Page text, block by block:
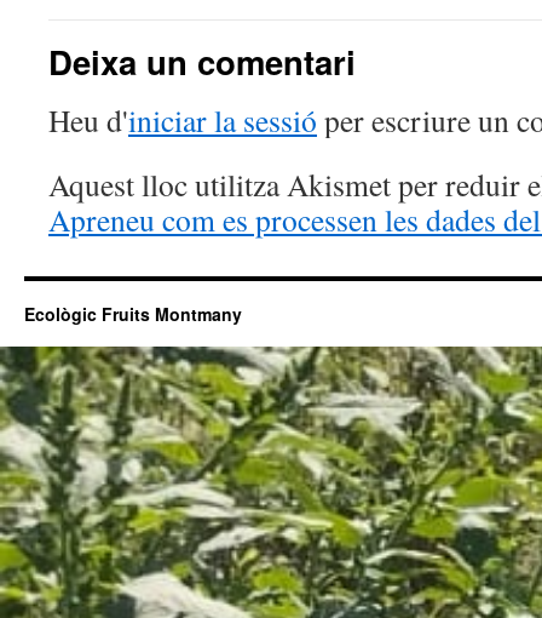
Deixa un comentari
Heu d'iniciar la sessió per escriure un
Aquest lloc utilitza Akismet per reduir
Apreneu com es processen les dades
Ecològic Fruits Montmany